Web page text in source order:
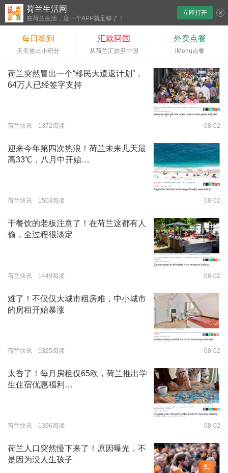
荷兰生活网
在荷兰生活，这一个APP就足够了！
立即打开
每日签到
天天签出小积分
汇款回国
从荷兰汇款至中国
外卖点餐
iMenu点餐
荷兰突然冒出一个“移民大遣返计划”，
64万人已经签字支持
荷兰快讯 1372阅读 08-02
迎来今年第四次热浪！荷兰未来几天最
高33℃，八月中开始…
荷兰快讯 1503阅读 08-02
干餐饮的老板注意了！在荷兰这都有人
偷，全过程很淡定
荷兰快讯 1449阅读 08-02
难了！不仅仅大城市租房难，中小城市
的房租开始暴涨
荷兰快讯 1325阅读 08-02
太香了！每月房租仅65欧，荷兰推出学
生住宿优惠福利…
荷兰快讯 1396阅读 08-02
荷兰人口突然慢下来了！原因曝光，不
是因为没人生孩子